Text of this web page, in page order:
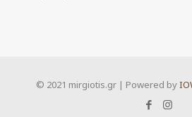
© 2021 mirgiotis.gr | Powered by